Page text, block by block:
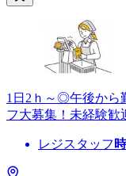
1日2ｈ～◎午後から
フ大募集！未経験歓
レジスタッフ